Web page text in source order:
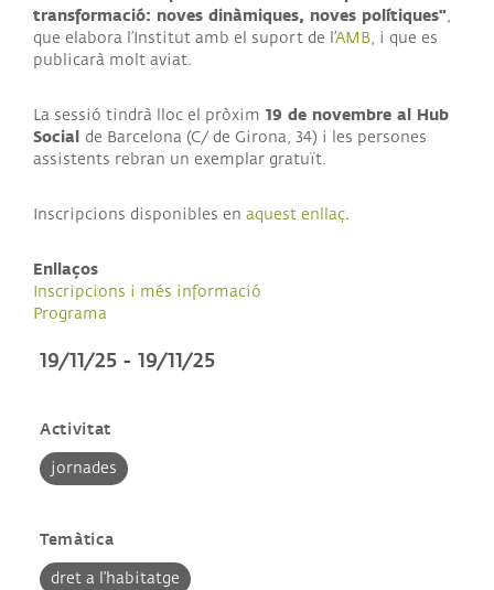
transformació: noves dinàmiques, noves polítiques",
que elabora l’Institut amb el suport de l’AMB, i que es
publicarà molt aviat.
La sessió tindrà lloc el pròxim 19 de novembre al Hub
Social
de Barcelona (C/ de Girona, 34) i les persones
assistents rebran un exemplar gratuït.
Inscripcions disponibles en aquest enllaç.
Enllaços
Inscripcions i més informació
Programa
19/11/25- 19/11/25
Activitat
jornades
Temàtica
dret a l’habitatge